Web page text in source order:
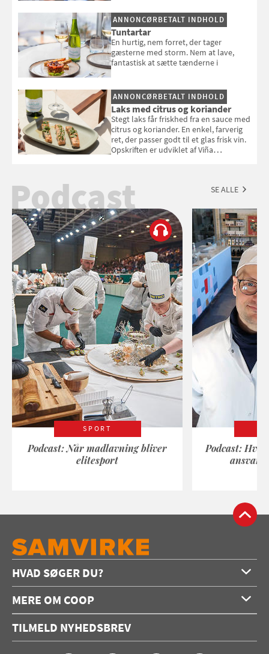
selvstændigt måltid. Opskriften er fra
Louisa Lorangs kogebog "Salat".
ANNONCØRBETALT INDHOLD
Tuntartar
En hurtig, nem forret, der tager
gæsterne med storm. Nem at lave,
fantastisk at sætte tænderne i
ANNONCØRBETALT INDHOLD
Laks med citrus og koriander
Stegt laks får friskhed fra en sauce med
citrus og koriander. En enkel, farverig
ret, der passer godt til et glas frisk vin.
Opskriften er udviklet af Viña
Podcast SE ALLE
SPORT
Podcast: Når madlavning bliver
elitesport
Podcast:
HVAD SØGER DU?
Forside
Opskrifter
Konkurrencer
MERE OM COOP
Annoncering
TILMELD NYHEDSBREV